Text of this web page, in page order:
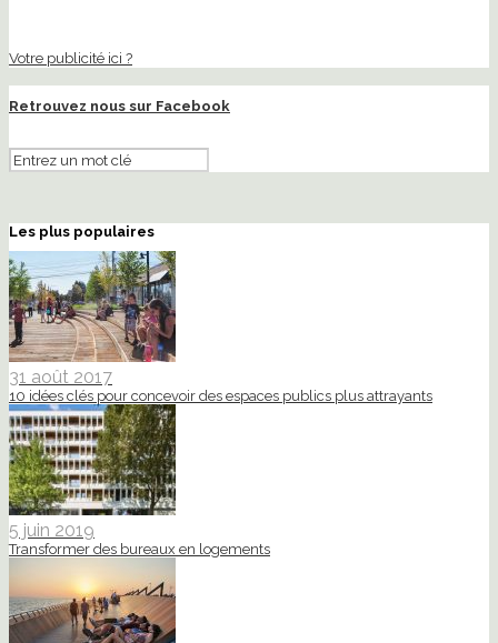
Votre publicité ici ?
Retrouvez nous sur Facebook
Les plus populaires
31 août 2017
10 idées clés pour concevoir des espaces publics plus attrayants
5 juin 2019
Transformer des bureaux en logements